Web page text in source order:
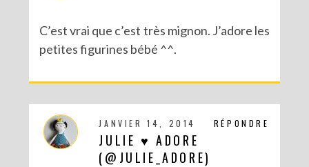
C’est vrai que c’est très mignon. J’adore les
petites figurines bébé ^^.
RÉPONDRE
JANVIER 14, 2014
JULIE ♥ ADORE
(@JULIE_ADORE)